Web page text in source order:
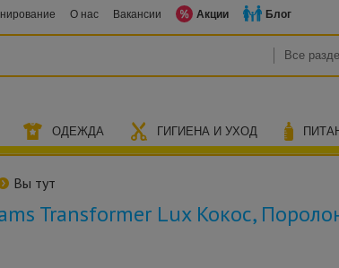
О нас Вакансии Акции Блог
ОДЕЖДА ГИГИЕНА И УХОД
Вы тут
Transformer Lux Кокос,